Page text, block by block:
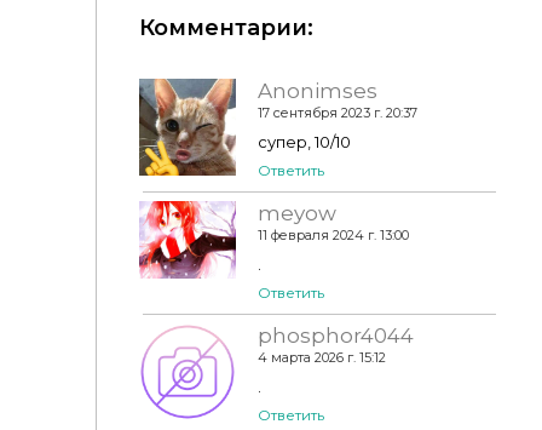
для Симс 4
Комментарии:
Anonimses
17 сентября 2023 г. 20:37
супер, 10/10
Ответить
meyow
11 февраля 2024 г. 13:00
Ответить
phosphor4044
4 марта 2026 г. 15:12
Ответить